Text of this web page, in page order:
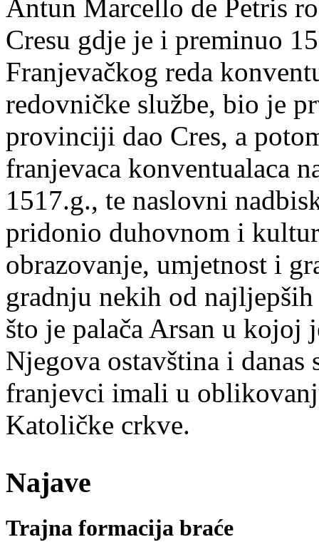
Antun Marcello de Petris
Cresu gdje je i preminuo
Franjevačkog reda
redovničke službe, bio je
provinciji dao Cres, a
franjevaca konventualaca
1517.g., te naslovni
pridonio duhovnom i
obrazovanje, umjetnost i
gradnju nekih od najljepših
što je palača Arsan u kojoj
Njegova ostavština i
franjevci imali u
Katoličke crkve.
Najave
Trajna formacija braće